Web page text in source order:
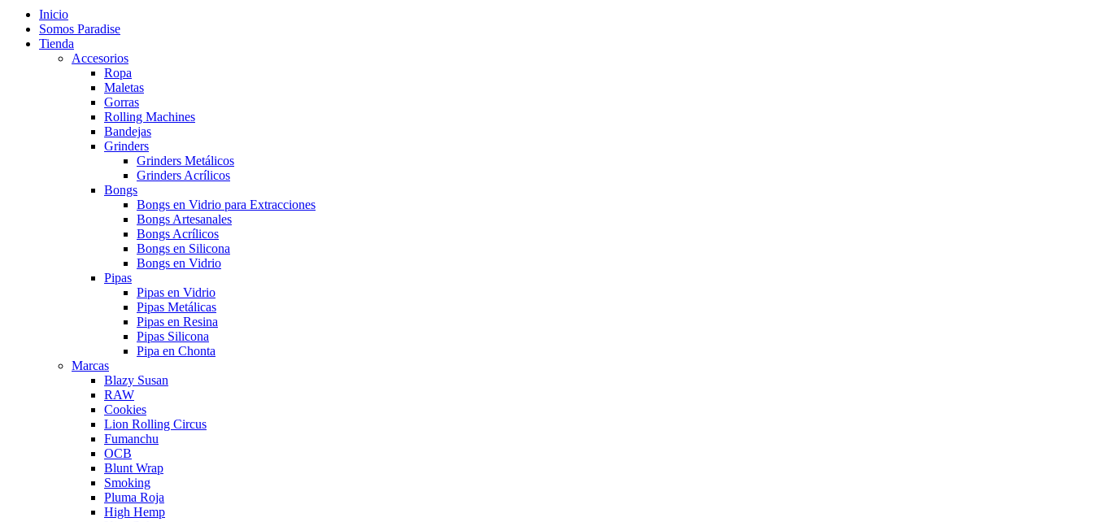
Inicio
Somos Paradise
Tienda
Accesorios
Ropa
Maletas
Gorras
Rolling Machines
Bandejas
Grinders
Grinders Metálicos
Grinders Acrílicos
Bongs
Bongs en Vidrio para Extracciones
Bongs Artesanales
Bongs Acrílicos
Bongs en Silicona
Bongs en Vidrio
Pipas
Pipas en Vidrio
Pipas Metálicas
Pipas en Resina
Pipas Silicona
Pipa en Chonta
Marcas
Blazy Susan
RAW
Cookies
Lion Rolling Circus
Fumanchu
OCB
Blunt Wrap
Smoking
Pluma Roja
High Hemp